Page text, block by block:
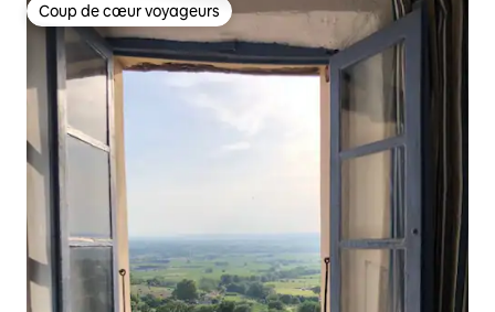
Coup de cœur voyageurs
Coup de cœur voyageurs